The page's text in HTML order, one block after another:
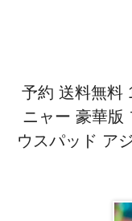
予約 送料無料
ニャー 豪華版
ウスパッド ア